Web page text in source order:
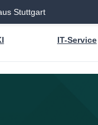
Stuttgart
IT-Service